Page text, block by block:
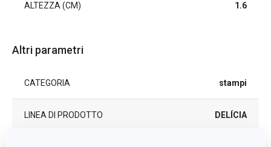
ALTEZZA (CM) 1.6
Altri parametri
CATEGORIA stampi
LINEA DI PRODOTTO DELÍCIA